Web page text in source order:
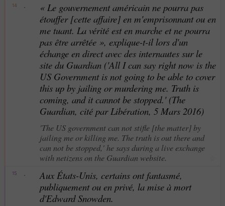
14 ·
« Le gouvernement américain ne pourra pas
étouffer [cette affaire] en m'emprisonnant ou en
me tuant. La vérité est en marche et ne pourra
pas être arrêtée », explique-t-il lors d'un
échange en direct avec des internautes sur le
site du Guardian ('All I can say right now is the
US Government is not going to be able to cover
this up by jailing or murdering me. Truth is
coming, and it cannot be stopped.' (The
Guardian, cité par Libération, 5 Mars 2016)
'The US government can not stifle [the matter] by
jailing me or killing me. The truth is out there and
can not be stopped,' he says during a live exchange
with netizens on the Guardian website.
15 ·
Aux États-Unis, certains ont fantasmé,
publiquement ou en privé, la mise à mort
d'Edward Snowden.